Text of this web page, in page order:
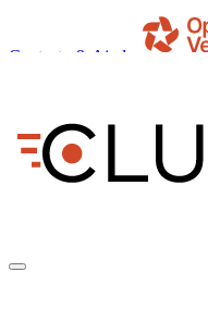
Contacto & Ajuda